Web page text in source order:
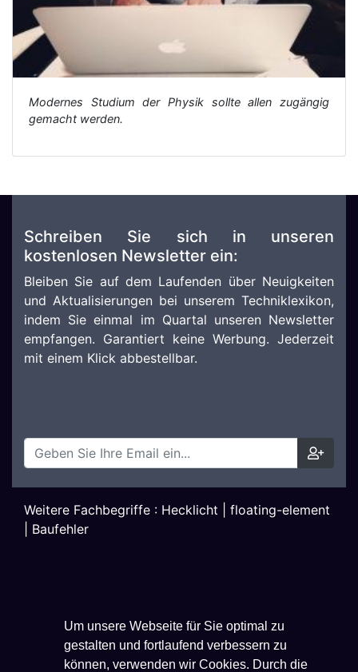
Um unsere Webseite für Sie optimal zu
gestalten und fortlaufend verbessern zu
können, verwenden wir Cookies. Durch die
Modernes Studium der Physik sollte allen zugängig
gemacht werden.
Schreiben Sie sich in unseren
kostenlosen Newsletter ein:
Bleiben Sie auf dem Laufenden über Neuigkeiten
und Aktualisierungen bei unserem Techniklexikon,
indem Sie einmal im Quartal unseren Newsletter
empfangen. Garantiert keine Werbung. Jederzeit
mit einem Klick abbestellbar.
Weitere Fachbegriffe : Hecklicht
floating-element
Baufehler